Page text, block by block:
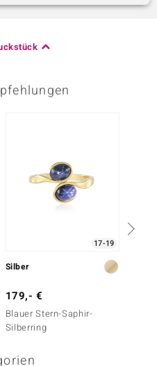
17-19
Silber
179,- €
Blauer Stern-Saphir-
Silberring